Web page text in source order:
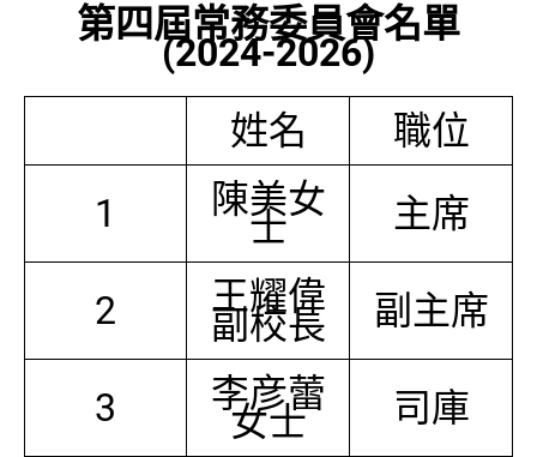
第四屆常務委員會名單
(2024-2026)
姓名
職位
1
陳美女
士 主席
2 王耀偉
副校長 副主席
3 李彦蕾
女士 司庫